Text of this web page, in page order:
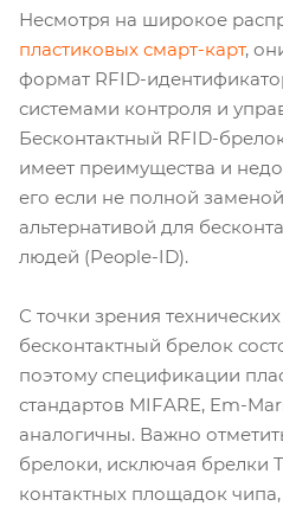
Несмотря на широкое
пластиковых смарт-карт,
формат RFID-
системами контроля и
Бесконтактный RFID-
имеет преимущества и
его если не полной
альтернативой для
людей (People-ID).
С точки зрения
бесконтактный брелок
поэтому спецификации
стандартов MIFARE, Em-
аналогичны. Важно
брелоки, исключая брелки
контактных площадок чипа,